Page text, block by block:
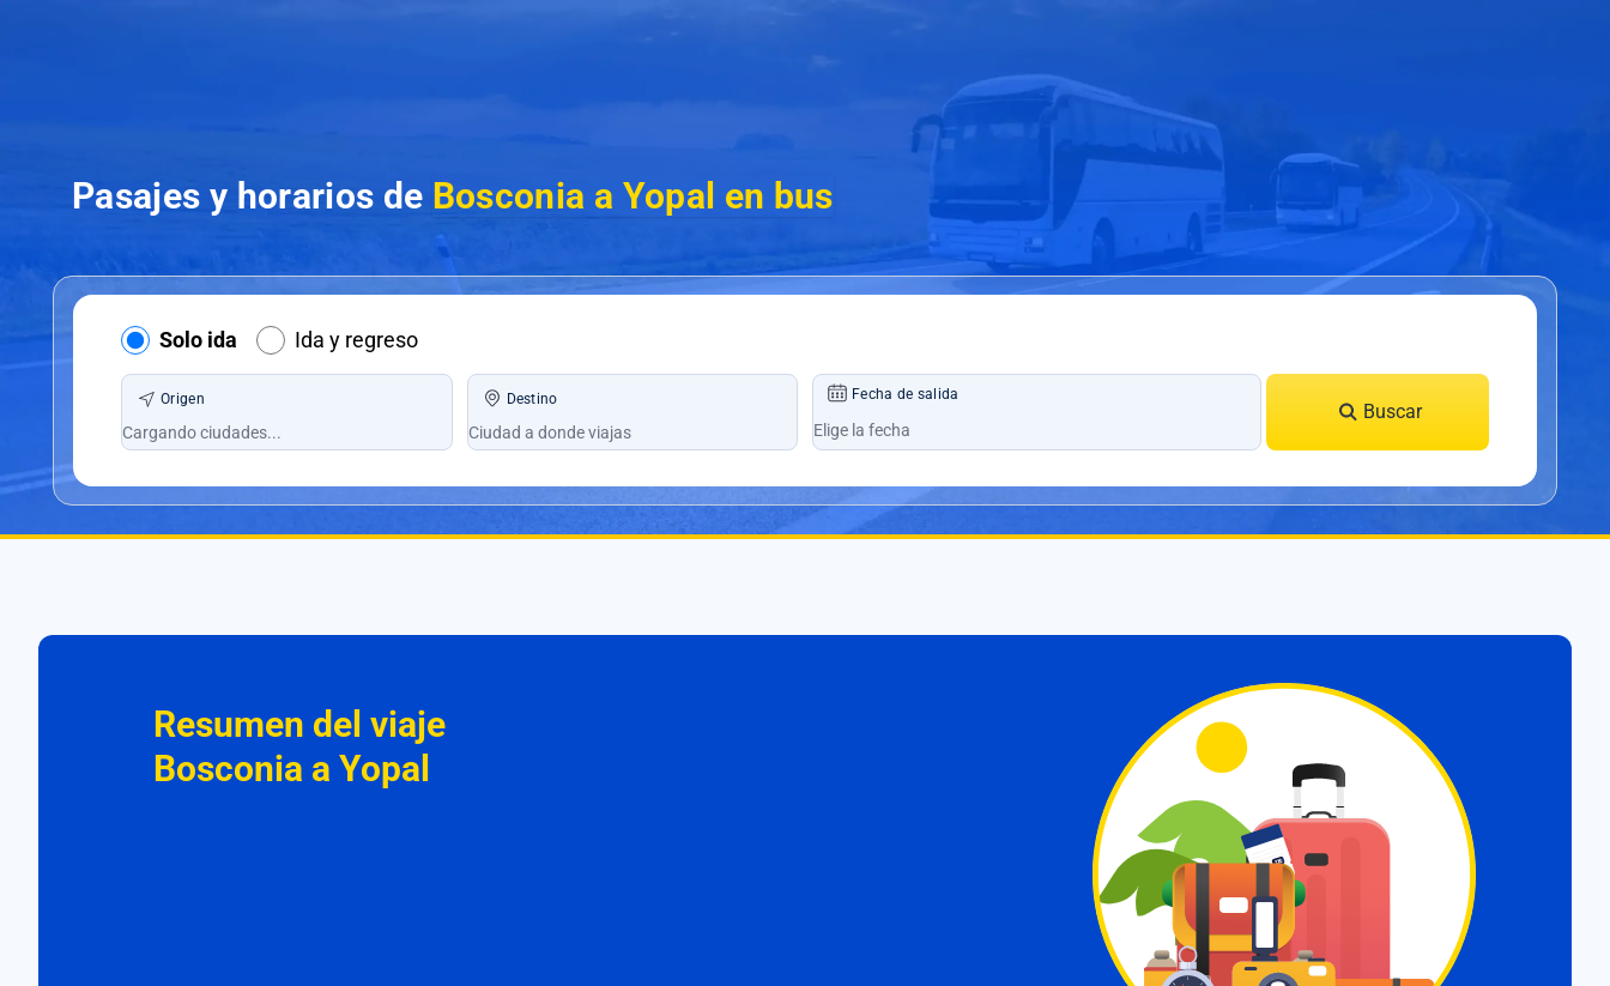
Pasajes y horarios de Bosconia a Yopal en bus
Solo ida Ida y regreso
Origen Destino Fecha de salida
Buscar
Resumen del viaje
Bosconia a Yopal